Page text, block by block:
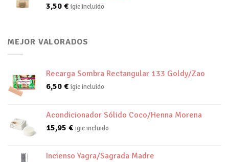
3,50 € igic incluido
MEJOR VALORADOS
Recarga Sombra Rectangular 133 Goldy/Zao
6,50 € igic incluido
Acondicionador Sólido Coco/Henna Morena
15,95 € igic incluido
Incienso Yagra/Sagrada Madre